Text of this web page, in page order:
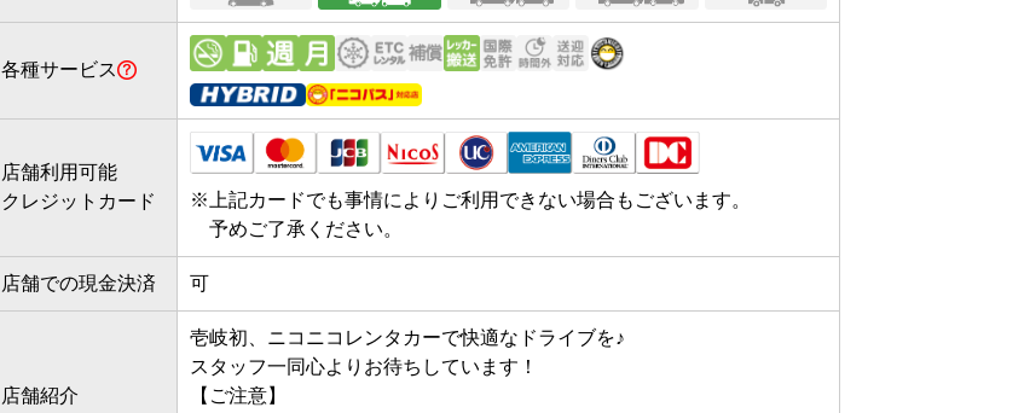
各種サービス
店舗利用可能
クレジットカード
※ 上記カードでも事情によりご利用できない場合もございます。
予めご了承ください。
店舗での現金決済 可
店舗紹介
壱岐初、ニコニコレンタカーで快適なドライブを♪
スタッフ一同心よりお待ちしています！
【ご注意】